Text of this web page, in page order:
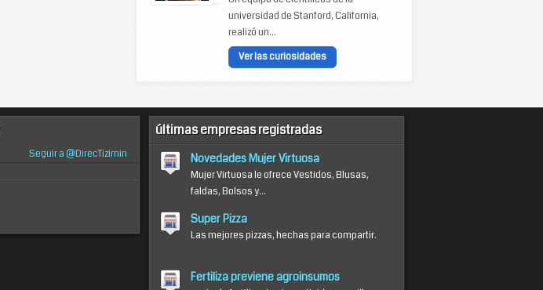
universidad de Stanford, California,
realizó un...
Ver las curiosidades
Seguir a @DirecTizimin
últimas empresas registradas
Novedades Mujer Virtuosa
Mujer Virtuosa le ofrece Vestidos, Blusas,
faldas, Bolsos y...
Super Pizza
Las mejores pizzas, hechas para compartir.
Fertiliza previene agroinsumos